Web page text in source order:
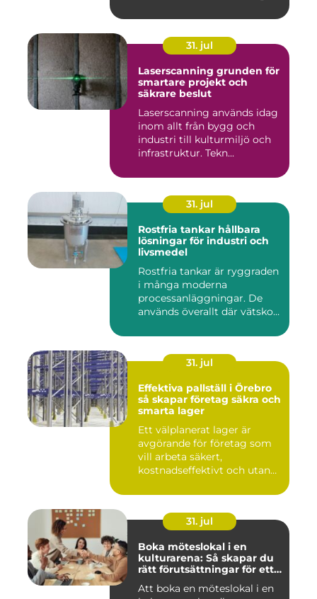
31. jul
Laserscanning grunden för
smartare projekt och
säkrare beslut
Laserscanning används idag
inom allt från bygg och
industri till kulturmiljö och
infrastruktur. Tekn...
31. jul
Rostfria tankar hållbara
lösningar för industri och
livsmedel
Rostfria tankar är ryggraden
i många moderna
processanläggningar. De
används överallt där vätskor,
31. jul
Effektiva pallställ i Örebro
så skapar företag säkra och
smarta lager
Ett välplanerat lager är
avgörande för företag som
vill arbeta säkert,
kostnadseffektivt och utan
31. jul
Boka möteslokal i en
kulturarena: Så skapar du
rätt förutsättningar för ett
Att boka en möteslokal i en